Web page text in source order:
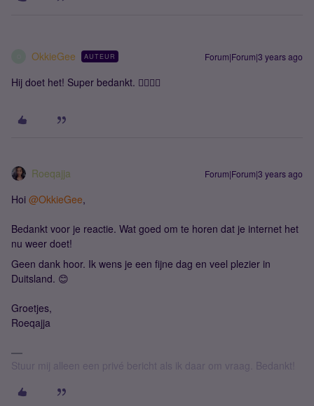
OkkieGee AUTEUR Forum|Forum|3 years ago
Hij doet het! Super bedankt. 👍🏻👍🏻
Roeqajja Forum|Forum|3 years ago
Hoi @OkkieGee,
Bedankt voor je reactie. Wat goed om te horen dat je internet het
nu weer doet!
Geen dank hoor. Ik wens je een fijne dag en veel plezier in
Duitsland. 😊
Groetjes,
Roeqajja
Stuur mij alleen een privé bericht als ik daar om vraag. Bedankt!